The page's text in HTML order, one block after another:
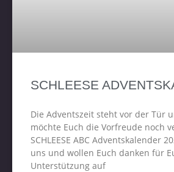
SCHLEESE
Die Adventszeit steht vor der Tür
möchte Euch die Vorfreude noch
SCHLEESE ABC Adventskalender
uns und wollen Euch danken für
Unterstützung auf